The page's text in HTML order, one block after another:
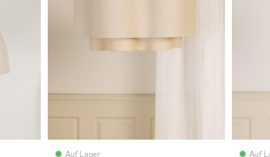
Auf Lager Auf